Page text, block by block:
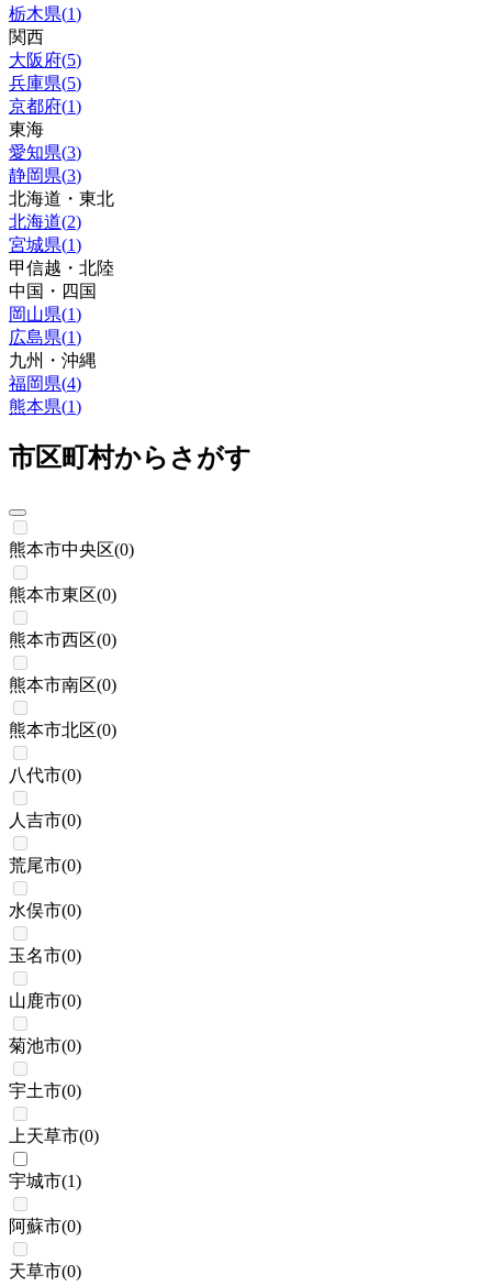
栃木県(1)
関西
大阪府(5)
兵庫県(5)
京都府(1)
東海
愛知県(3)
静岡県(3)
北海道・東北
北海道(2)
宮城県(1)
甲信越・北陸
中国・四国
岡山県(1)
広島県(1)
九州・沖縄
福岡県(4)
熊本県(1)
市区町村からさがす
熊本市中央区(0)
熊本市東区(0)
熊本市西区(0)
熊本市南区(0)
熊本市北区(0)
八代市(0)
人吉市(0)
荒尾市(0)
水俣市(0)
玉名市(0)
山鹿市(0)
菊池市(0)
宇土市(0)
上天草市(0)
宇城市(1)
阿蘇市(0)
天草市(0)